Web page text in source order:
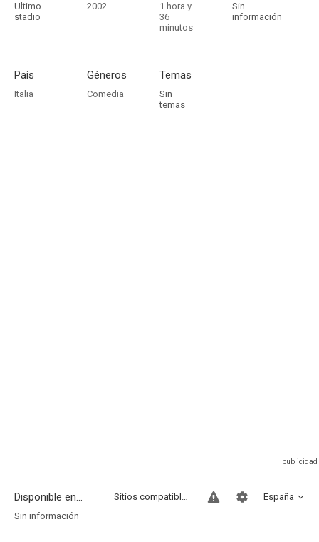
Ultimo
stadio
2002
1 hora y
36
minutos
Sin
información
País
Italia
Géneros
Comedia
Temas
Sin
temas
Disponible en... España
Sitios compatibles
Sin información